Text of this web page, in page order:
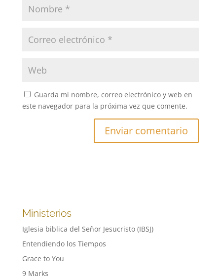
Guarda mi nombre, correo electrónico y web en
este navegador para la próxima vez que comente.
Ministerios
Iglesia biblica del Señor Jesucristo (IBSJ)
Entendiendo los Tiempos
Grace to You
9 Marks